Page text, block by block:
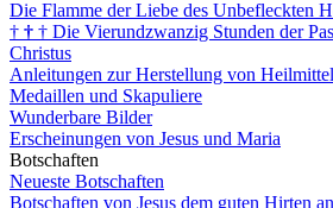
Die Flamme der Liebe des Unbefleckten
† † † Die Vierundzwanzig Stunden der
Christus
Anleitungen zur Herstellung von
Medaillen und Skapuliere
Wunderbare Bilder
Erscheinungen von Jesus und Maria
Botschaften
Neueste Botschaften
Botschaften von Jesus dem guten Hirten